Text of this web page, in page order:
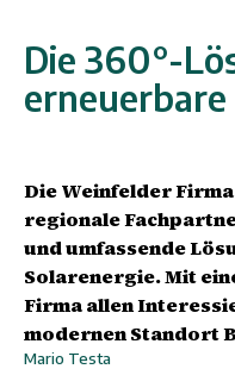
Die 360°-
erneuerbare
Die Weinfelder
regionale
und umfassende
Solarenergie. Mit
Firma allen
modernen Standort
Mario Testa